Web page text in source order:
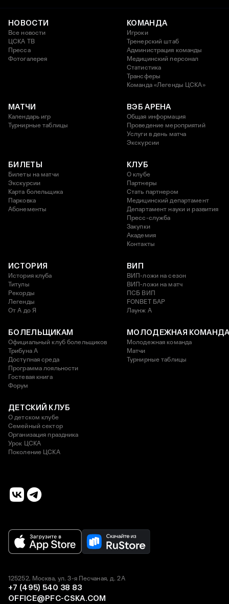
НОВОСТИ
Все новости
ЦСКА ТВ
Пресса
Фотогалерея
КОМАНДА
Игроки
Тренерский штаб
Администрация команды
Медицинский персонал
Статистика
Трансферы
Команда «Легенды ЦСКА»
МАТЧИ
Календарь игр
Турнирные таблицы
ВЭБ АРЕНА
Общая информация
Проведение мероприятий
Услуги в день матча
Экскурсии
БИЛЕТЫ
Билеты на матчи
Экскурсии
Карта болельщика
Парковка
Абонементы
КЛУБ
О клубе
Партнеры
Стать партнером
Медицинский департамент
Департамент науки и развития
Пресс-служба
Закупки
Академия
Контакты
ИСТОРИЯ
История клуба
Титулы
Рекорды
Легенды
От А до Я
ВИП
ВИП-ложи на сезон
ВИП-ложи на матч
ПСБ ВИП
FONBET БАР
Лаунж A
БОЛЕЛЬЩИКАМ
Официальный клуб болельщиков
Трибуна А
Доступная среда
Программа лояльности
Гостевая книга
Форум
МОЛОДЕЖНАЯ
Молодежная команда
Матчи
Турнирные таблицы
ДЕТСКИЙ КЛУБ
О детском клубе
Семейный сектор
Организация праздника
Урок ЦСКА
Поколение ЦСКА
125252, Москва, ул. 3-я Песчаная, д. 2А
+7 (495) 540 38 83
OFFICE@PFC-CSKA.COM